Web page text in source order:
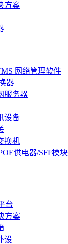
方案
网络管理软件
器
服务器
设备
换机
供电器/SFP模块
台
方案
设